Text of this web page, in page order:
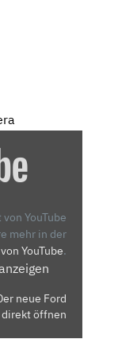
YouTube
mehr in der
YouTube.
neue Ford
direkt öffnen